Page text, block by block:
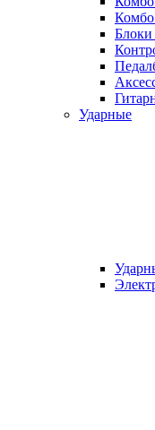
Комбо
Блоки
Ударные